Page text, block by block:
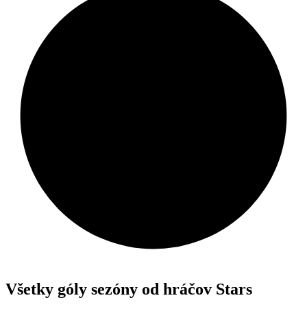
Všetky góly sezóny od hráčov Stars